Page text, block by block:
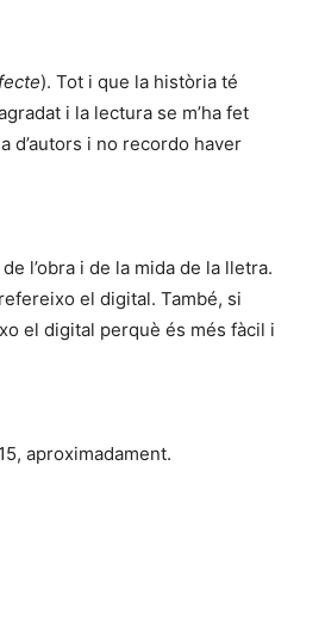
). Tot i que la història té
i la lectura se m’ha fet
d’autors i no recordo haver
l’obra i de la mida de la lletra.
el digital. També, si
el digital perquè és més fàcil i
aproximadament.